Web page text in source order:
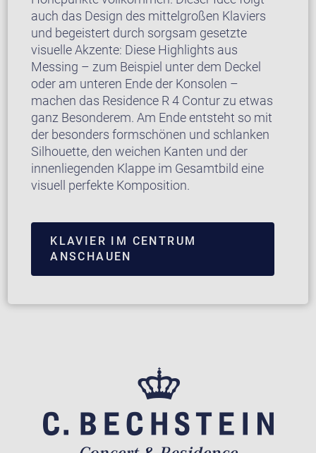
auch das Design des mittelgroßen Klaviers
und begeistert durch sorgsam gesetzte
visuelle Akzente: Diese Highlights aus
Messing – zum Beispiel unter dem Deckel
oder am unteren Ende der Konsolen –
machen das Residence R 4 Contur zu etwas
ganz Besonderem. Am Ende entsteht so mit
der besonders formschönen und schlanken
Silhouette, den weichen Kanten und der
innenliegenden Klappe im Gesamtbild eine
visuell perfekte Komposition.
KLAVIER IM CENTRUM
ANSCHAUEN